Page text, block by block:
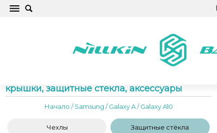
крышки, защитные стекла, аксессуары
Начало /Samsung /Galaxy A/Galaxy A10
Чехлы Защитные стёкла